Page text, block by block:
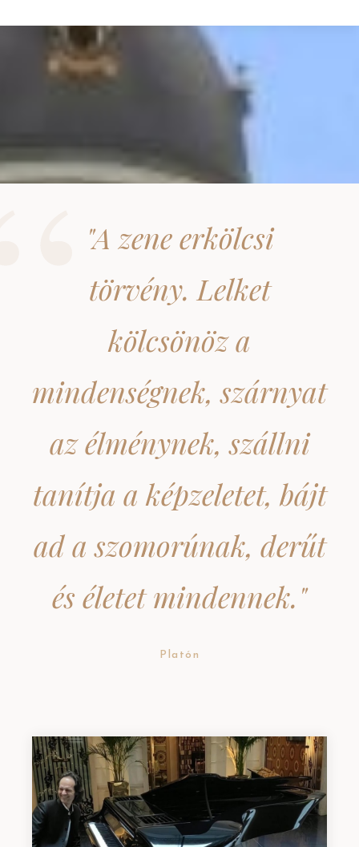
"A zene erkölcsi
törvény. Lelket
kölcsönöz a
mindenségnek, szárnyat
az élménynek, szállni
tanítja a képzeletet, bájt
ad a szomorúnak, derűt
és életet mindennek."
Platón